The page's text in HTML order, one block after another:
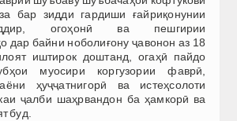
бар зидди гардиши ғайриқонунии
огоҳонӣ ва пешгирии
дар байни ноболиғону ҷавонон аз 18
иштирок доштанд, огаҳӣ пайдо
муосири коргузории фаврӣ,
ҳуҷҷатнигорӣ ва истеҳсолоти
ҷалби шаҳрвандон ба ҳамкорӣ ва
буд.